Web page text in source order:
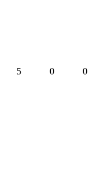
5 0 0